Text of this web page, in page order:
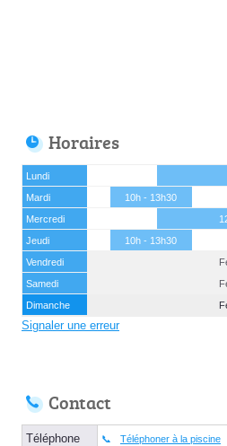
Horaires
Lundi
Mardi
10h - 13h30
Mercredi
Jeudi
10h - 13h30
Vendredi
Samedi
Dimanche
Signaler une erreur
Contact
Téléphone Téléphoner à la piscine